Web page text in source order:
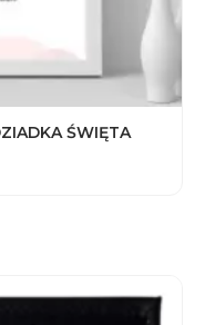
ŚWIĘTA